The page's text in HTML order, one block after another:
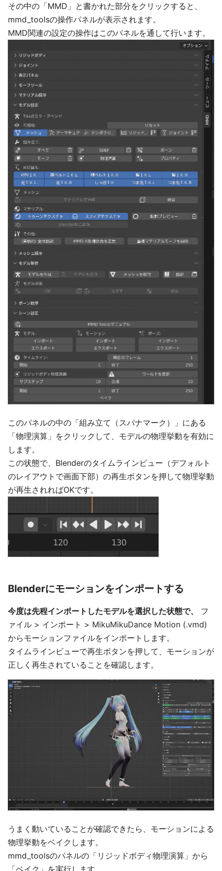
その中の「MMD」と書かれた部分をクリックすると、
mmd_toolsの操作パネルが表示されます。
MMD関連の設定の操作はこのパネルを通して行います。
このパネルの中の「組み立て（スパナマーク）」にある
「物理演算」をクリックして、モデルの物理挙動を有効に
します。
この状態で、Blenderのタイムラインビュー（デフォルト
のレイアウトで画面下部）の再生ボタンを押して物理挙動
が再生されればOKです。
Blenderにモーションをインポートする
今度は先程インポートしたモデルを選択した状態で、
フ
ァイル > インポート > MikuMikuDance Motion (.vmd)
からモーションファイルをインポートします。
タイムラインビューで再生ボタンを押して、モーションが
正しく再生されていることを確認します。
うまく動いていることが確認できたら、モーションによる
物理挙動をベイクします。
mmd_toolsのパネルの「リジッドボディ物理演算」から